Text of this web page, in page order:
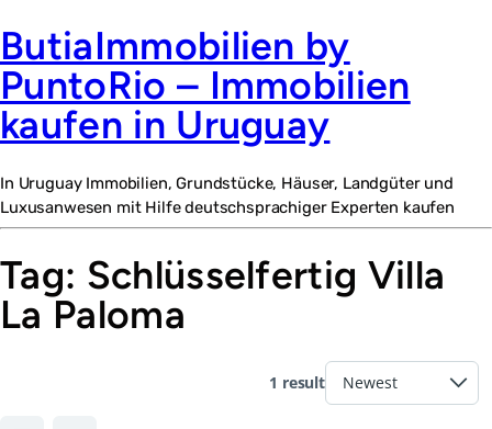
ButiaImmobilien by
PuntoRio – Immobilien
kaufen in Uruguay
In Uruguay Immobilien, Grundstücke, Häuser, Landgüter und
Luxusanwesen mit Hilfe deutschsprachiger Experten kaufen
Tag: Schlüsselfertig Villa
La Paloma
1 result